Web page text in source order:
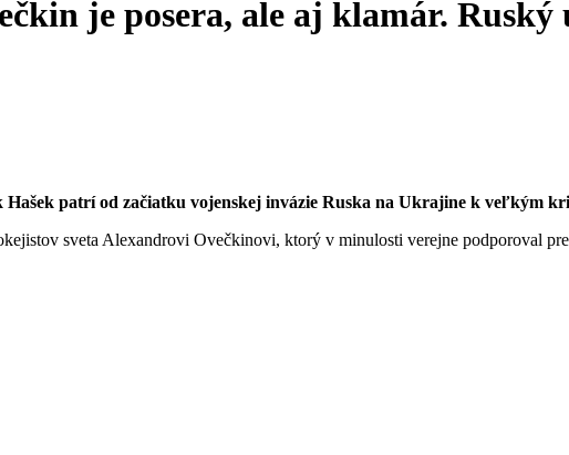
je posera, ale aj klamár.
patrí od začiatku vojenskej invázie Ruska na Ukrajine k veľkým
sveta Alexandrovi Ovečkinovi, ktorý v minulosti verejne podporoval